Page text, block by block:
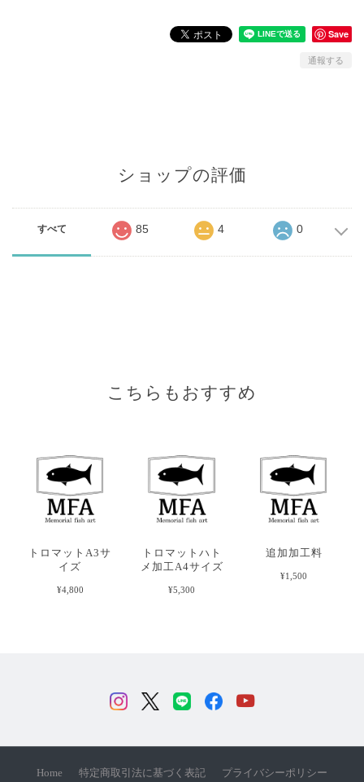
Save
通報する
ショップの評価
すべて 85 4 0
こちらもおすすめ
トロマットA3サ
イズ
¥4,800
トロマットハト
メ加工A4サイズ
¥5,300
追加加工料
¥1,500
Home 特定商取引法に基づく表記 プライバシーポリシー